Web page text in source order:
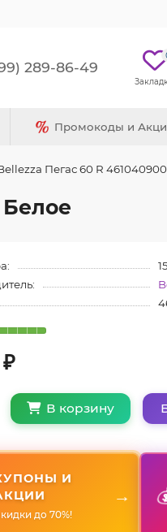
289-86-49
Промокоды и
Пегас 60 R
В корзину
И
до 70%!
→